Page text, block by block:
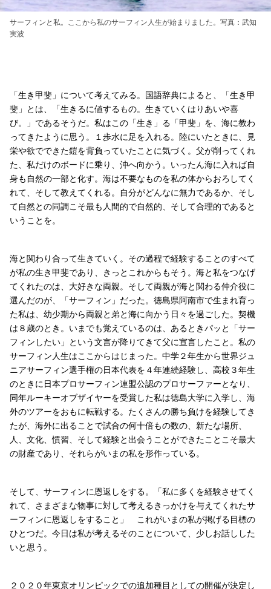
サーフィンと私。ここから私のサーフィン人生が始まりました。写真：武知
実波
「生き甲斐」について考えてみる。国語辞典によると、「生き甲
斐」とは、「生きるに値するもの。生きていくはりあいや喜
び。」であるそうだ。私はこの「生き」る「甲斐」を、海に教わ
ってきたように思う。１歩水に足を入れる。陸にいたときに、見
栄や欲でできた鎧を背負っていたことに気づく。父が削ってくれ
た、私だけのボードに乗り、沖へ向かう。いったん海に入れば自
身も自然の一部と化す。海は不要なものを私の体からおろしてく
れて、そして教えてくれる。自分がどんなに無力であるか、そし
て自然との同調こそ最も人間的で自然的、そして合理的であると
いうことを。
海と関わり合って生きていく。その過程で経験することのすべて
が私の生き甲斐であり、きっとこれからもそう。海と私をつなげ
てくれたのは、大好きな両親。そして両親が海と関わる仲介役に
選んだのが、「サーフィン」だった。徳島県阿南市で生まれ育っ
た私は、幼少期から両親と弟と海に向かう日々を過ごした。契機
は８歳のとき。いまでも覚えているのは、あるときパッと「サー
フィンしたい」という文言が降りてきて父に宣言したこと。私の
サーフィン人生はここからはじまった。中学２年生から世界ジュ
ニアサーフィン選手権の日本代表を４年連続経験し、高校３年生
のときに日本プロサーフィン連盟公認のプロサーファーとなり、
同年ルーキーオブザイヤーを受賞した私は徳島大学に入学し、海
外のツアーをおもに転戦する。たくさんの勝ち負けを経験してき
たが、海外に出ることで試合の何十倍もの数の、新たな場所、
人、文化、慣習、そして経験と出会うことができたことこそ最大
の財産であり、それらがいまの私を形作っている。
そして、サーフィンに恩返しをする。「私に多くを経験させてく
れて、さまざまな物事に対して考えるきっかけを与えてくれたサ
ーフィンに恩返しをすること」 これがいまの私が掲げる目標の
ひとつだ。今日は私が考えるそのことについて、少しお話しした
いと思う。
２０２０年東京オリンピックでの追加種目としての開催が決定し